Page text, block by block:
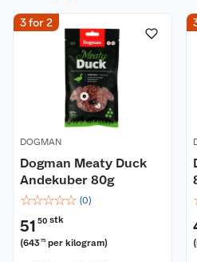
3 for 2
DOGMAN
Dogman Meaty Duck
Andekuber 80g
☆☆☆☆☆ (0)
51 50 stk
(64375 per kilogram) (